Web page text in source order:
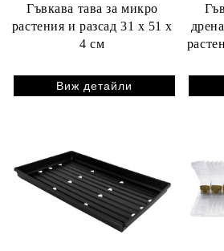
Гъвкава тава за микро
растения и разсад 31 x 51 x
4 см
Виж детайли